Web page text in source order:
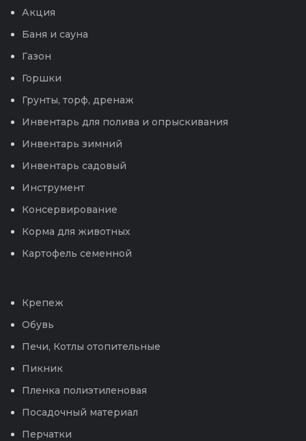
Акция
Баня и сауна
Газон
Горшки
Грунты, торф, дренаж
Инвентарь для полива и опрыскивания
Инвентарь зимний
Инвентарь садовый
Инструмент
Консервирование
Корма для животных
Картофель семенной
Крепеж
Обувь
Печи, Котлы отопительные
Пикник
Пленка полиэтиленовая
Посадочный материал
Перчатки